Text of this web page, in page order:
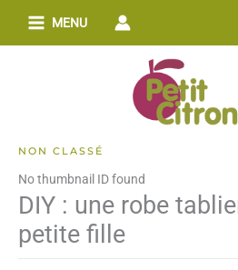
MENU
NON CLASSÉ
No thumbnail ID found
DIY : une robe
petite fille